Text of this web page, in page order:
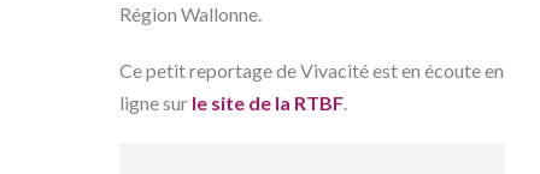
Région Wallonne.
Ce petit reportage de Vivacité est en écoute en
ligne sur le site de la RTBF